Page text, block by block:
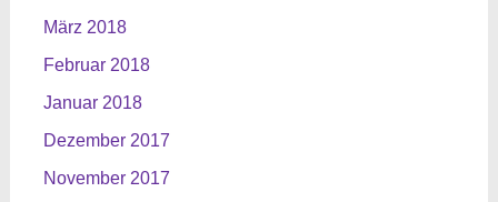
März 2018
Februar 2018
Januar 2018
Dezember 2017
November 2017